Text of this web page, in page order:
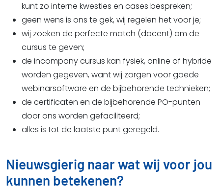
kunt zo interne kwesties en cases bespreken;
geen wens is ons te gek, wij regelen het voor je;
wij zoeken de perfecte match (docent) om de
cursus te geven;
de incompany cursus kan fysiek, online of hybride
worden gegeven, want wij zorgen voor goede
webinarsoftware en de bijbehorende technieken;
de certificaten en de bijbehorende PO-punten
door ons worden gefaciliteerd;
alles is tot de laatste punt geregeld.
Nieuwsgierig naar wat wij voor jou
kunnen betekenen?